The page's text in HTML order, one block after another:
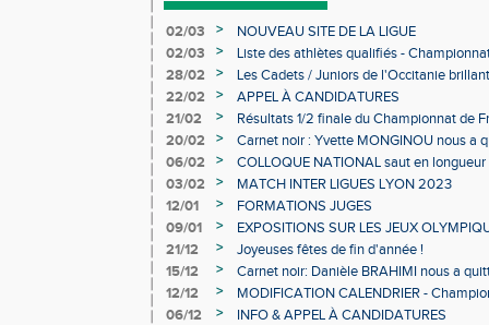
02/03 >
NOUVEAU SITE DE LA LIGUE
02/03
>
Liste des athlètes qualifiés -
Individuels en salle
28/02 >
Les Cadets / Juniors de l'Occitanie
22/02
>
APPEL À CANDIDATURES
21/02
>
Résultats 1/2 finale du Championnat de
20/02
>
Carnet noir : Yvette MONGINOU nous a
06/02
>
COLLOQUE NATIONAL saut en
03/02
>
MATCH INTER LIGUES LYON 2023
12/01
>
FORMATIONS JUGES
09/01
>
EXPOSITIONS SUR LES JEUX
21/12
>
Joyeuses fêtes de fin d'année !
15/12
>
Carnet noir: Danièle BRAHIMI nous a
12/12
>
MODIFICATION CALENDRIER -
06/12
>
INFO & APPEL À CANDIDATURES